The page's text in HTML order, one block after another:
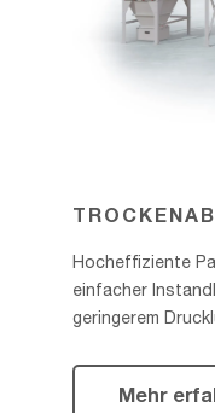
Hocheffiziente
einfacher
geringerem
Mehr